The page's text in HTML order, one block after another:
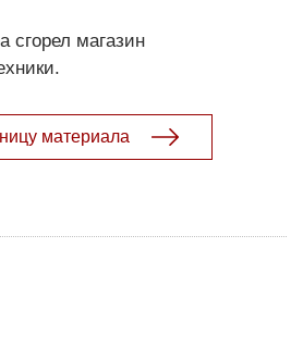
сгорел магазин
материала